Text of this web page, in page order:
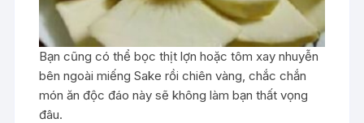
Bạn cũng có thể bọc thịt lợn hoặc tôm xay nhuyễn
bên ngoài miếng Sake rồi chiên vàng, chắc chắn
món ăn độc đáo này sẽ không làm bạn thất vọng
đâu.